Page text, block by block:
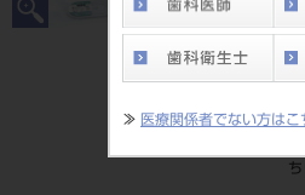
≫ 医療関係者でない方はこ
標
覧
ち